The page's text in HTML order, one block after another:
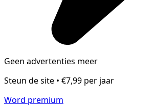
Geen advertenties meer
Steun de site • €7,99 per jaar
Word premium